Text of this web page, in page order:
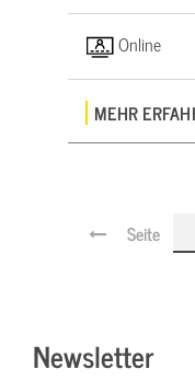
Online
MEHR
Seite
Newsletter